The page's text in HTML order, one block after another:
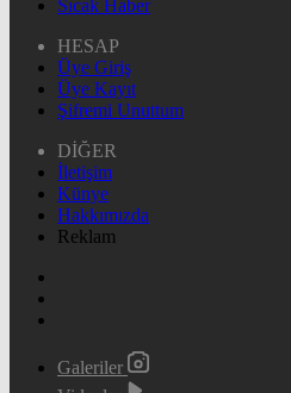
Sıcak Haber
HESAP
Üye Giriş
Üye Kayıt
Şifremi Unuttum
DİĞER
İletişim
Künye
Hakkımızda
Reklam
Galeriler